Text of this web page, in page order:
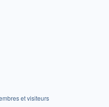
et visiteurs